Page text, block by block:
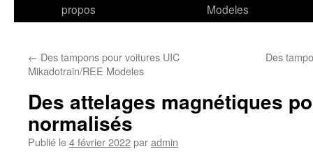
propos
Modeles
← Des tampons pour voitures UIC
Mikadotrain/REE Modeles
Des
Des attelages magnétiques
normalisés
Publié le4 février 2022paradmin